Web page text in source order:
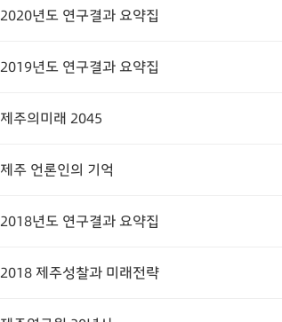
2020년도 연구결과 요약집
2019년도 연구결과 요약집
제주의미래 2045
제주 언론인의 기억
2018년도 연구결과 요약집
2018 제주성찰과 미래전략